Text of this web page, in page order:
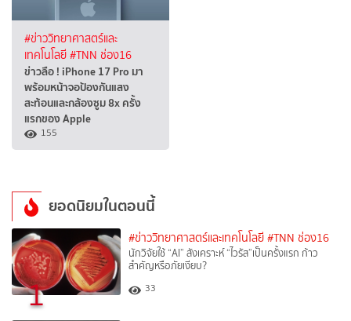
#ข่าววิทยาศาสตร์และ
เทคโนโลยี#TNN ช่อง16
ข่าวลือ ! iPhone 17 Pro มา
พร้อมหน้าจอป้องกันแสง
สะท้อนและกล้องซูม 8x ครั้ง
แรกของ Apple
155
ยอดนิยมในตอนนี้
1
#ข่าววิทยาศาสตร์และเทคโนโลยี #TNN ช่อง16
นักวิจัยใช้ “AI” สังเคราะห์ “ไวรัส”เป็นครั้งแรก ก้าว
สำคัญหรือภัยเงียบ?
33